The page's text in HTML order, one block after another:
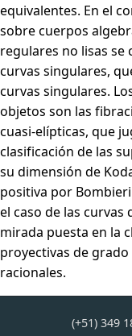
equivalentes. En el
sobre cuerpos
regulares no lisas
curvas singulares,
curvas singulares.
objetos son las
cuasi-elípticas, que
clasificación de las
su dimensión de
positiva por
el caso de las curvas
mirada puesta en la
proyectivas de
racionales.
(+51) 349